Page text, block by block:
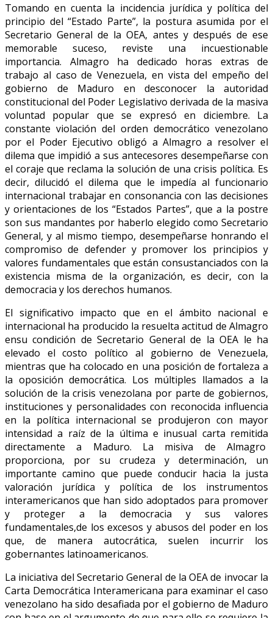
Tomando en cuenta la incidencia jurídica y política del
principio del “Estado Parte”, la postura asumida por el
Secretario General de la OEA, antes y después de ese
memorable suceso, reviste una incuestionable
importancia. Almagro ha dedicado horas extras de
trabajo al caso de Venezuela, en vista del empeño del
gobierno de Maduro en desconocer la autoridad
constitucional del Poder Legislativo derivada de la masiva
voluntad popular que se expresó en diciembre. La
constante violación del orden democrático venezolano
por el Poder Ejecutivo obligó a Almagro a resolver el
dilema que impidió a sus antecesores desempeñarse con
el coraje que reclama la solución de una crisis política. Es
decir, dilucidó el dilema que le impedía al funcionario
internacional trabajar en consonancia con las decisiones
y orientaciones de los “Estados Partes”, que a la postre
son sus mandantes por haberlo elegido como Secretario
General, y al mismo tiempo, desempeñarse honrando el
compromiso de defender y promover los principios y
valores fundamentales que están consustanciados con la
existencia misma de la organización, es decir, con la
democracia y los derechos humanos.
El significativo impacto que en el ámbito nacional e
internacional ha producido la resuelta actitud de Almagro
ensu condición de Secretario General de la OEA le ha
elevado el costo político al gobierno de Venezuela,
mientras que ha colocado en una posición de fortaleza a
la oposición democrática. Los múltiples llamados a la
solución de la crisis venezolana por parte de gobiernos,
instituciones y personalidades con reconocida influencia
en la política internacional se produjeron con mayor
intensidad a raíz de la última e inusual carta remitida
directamente a Maduro. La misiva de Almagro
proporciona, por su crudeza y determinación, un
importante camino que puede conducir hacia la justa
valoración jurídica y política de los instrumentos
interamericanos que han sido adoptados para promover
y proteger a la democracia y sus valores
fundamentales,de los excesos y abusos del poder en los
que, de manera autocrática, suelen incurrir los
gobernantes latinoamericanos.
La iniciativa del Secretario General de la OEA de invocar la
Carta Democrática Interamericana para examinar el caso
venezolano ha sido desafiada por el gobierno de Maduro